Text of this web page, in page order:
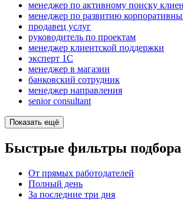
менеджер по активному поиску
менеджер по развитию
продавец услуг
руководитель по проектам
менеджер клиентской поддержки
эксперт 1С
менеджер в магазин
банковский сотрудник
менеджер направления
senior consultant
Показать ещё
Быстрые фильтры
От прямых работодателей
Полный день
За последние три дня